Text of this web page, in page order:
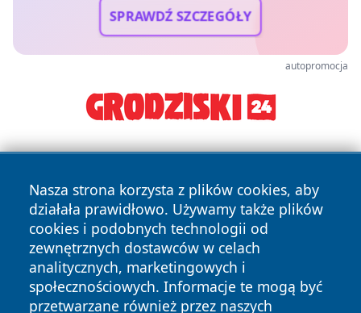
SPRAWDŹ SZCZEGÓŁY
autopromocja
Nasza strona korzysta z plików cookies, aby
działała prawidłowo. Używamy także plików
cookies i podobnych technologii od
zewnętrznych dostawców w celach
analitycznych, marketingowych i
społecznościowych. Informacje te mogą być
przetwarzane również przez naszych
Copyright © 2026 stalowanews.pl Wszystkie prawa
zastrzeżone.